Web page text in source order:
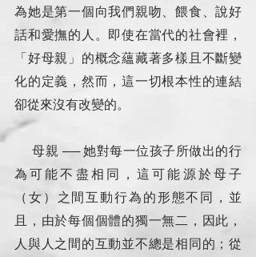
為她是第一個向我們親吻、餵食、說好
話和愛撫的人。即使在當代的社會裡，
「好母親」的概念蘊藏著多樣且不斷變
化的定義，然而，這一切根本性的連結
卻從來沒有改變的。
     母親 ── 她對每一位孩子所做出的行
為可能不盡相同，這可能源於母子
（女）之間互動行為的形態不同，並
且，由於每個個體的獨一無二，因此，
人與人之間的互動並不總是相同的；從